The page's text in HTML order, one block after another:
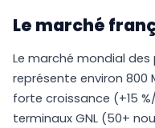
Le marché
Le marché mondial des
représente environ 800
forte croissance (+15
terminaux GNL (50+